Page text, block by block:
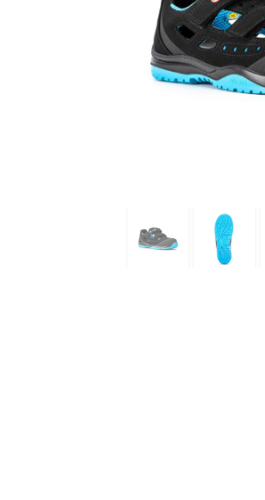
95416-
01